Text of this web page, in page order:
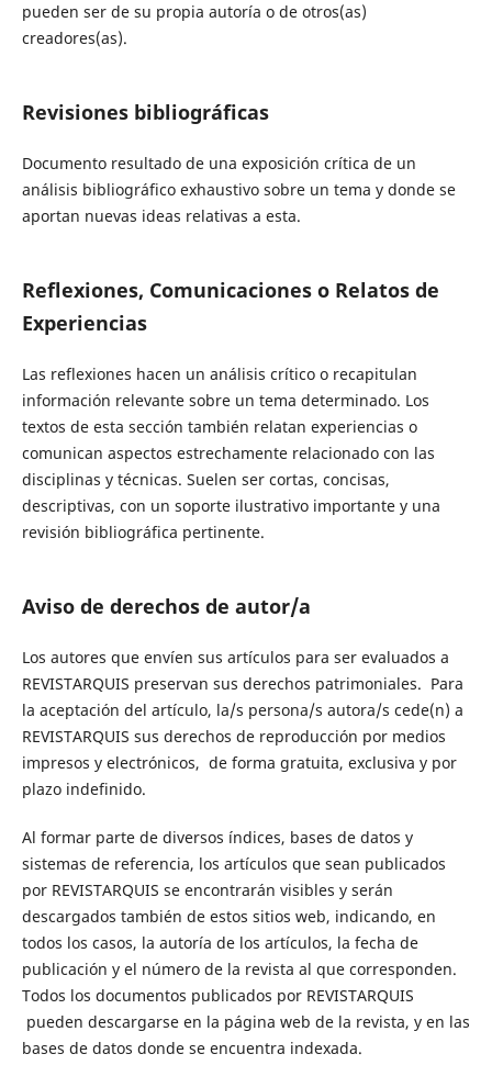
pueden ser de su propia autoría o de otros(as)
creadores(as).
Revisiones bibliográficas
Documento resultado de una exposición crítica de un
análisis bibliográfico exhaustivo sobre un tema y donde se
aportan nuevas ideas relativas a esta.
Reflexiones, Comunicaciones o Relatos de
Experiencias
Las reflexiones hacen un análisis crítico o recapitulan
información relevante sobre un tema determinado. Los
textos de esta sección también relatan experiencias o
comunican aspectos estrechamente relacionado con las
disciplinas y técnicas. Suelen ser cortas, concisas,
descriptivas, con un soporte ilustrativo importante y una
revisión bibliográfica pertinente.
Aviso de derechos de autor/a
Los autores que envíen sus artículos para ser evaluados a
REVISTARQUIS preservan sus derechos patrimoniales. Para
la aceptación del artículo, la/s persona/s autora/s cede(n) a
REVISTARQUIS sus derechos de reproducción por medios
impresos y electrónicos, de forma gratuita, exclusiva y por
plazo indefinido.
Al formar parte de diversos índices, bases de datos y
sistemas de referencia, los artículos que sean publicados
por REVISTARQUIS se encontrarán visibles y serán
descargados también de estos sitios web, indicando, en
todos los casos, la autoría de los artículos, la fecha de
publicación y el número de la revista al que corresponden.
Todos los documentos publicados por REVISTARQUIS
pueden descargarse en la página web de la revista, y en las
bases de datos donde se encuentra indexada.